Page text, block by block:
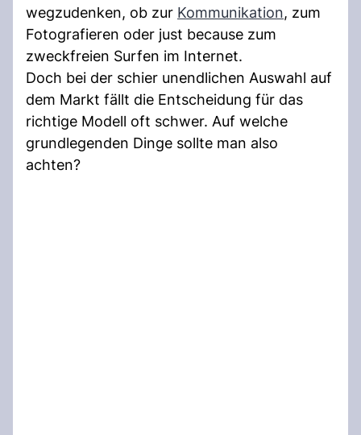
wegzudenken, ob zur Kommunikation, zum
Fotografieren oder just because zum
zweckfreien Surfen im Internet.
Doch bei der schier unendlichen Auswahl auf
dem Markt fällt die Entscheidung für das
richtige Modell oft schwer. Auf welche
grundlegenden Dinge sollte man also
achten?